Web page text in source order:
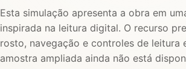
Esta simulação apresenta a obra em
inspirada na leitura digital. O recurso
rosto, navegação e controles de leitura
amostra ampliada ainda não está